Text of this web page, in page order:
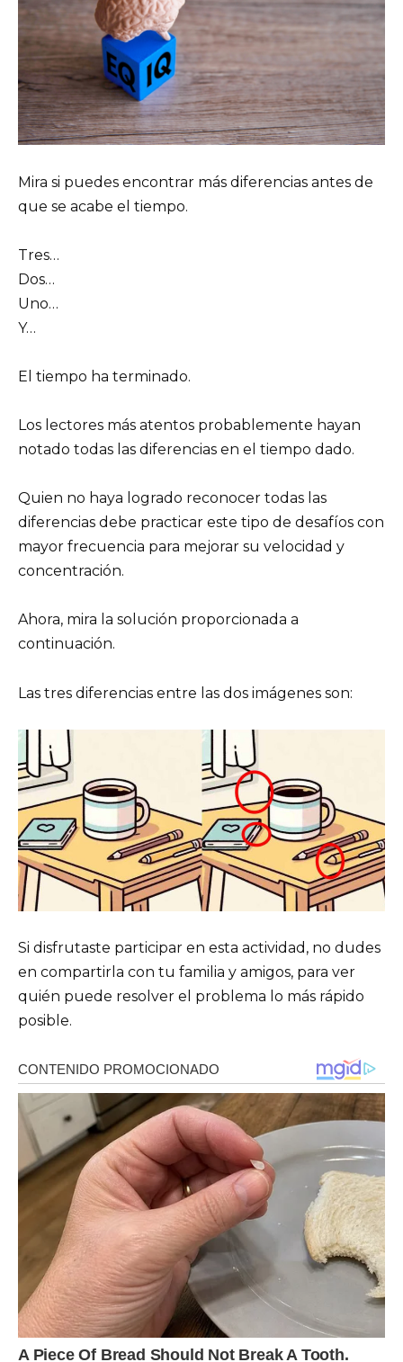
Mira si puedes encontrar más diferencias antes de
que se acabe el tiempo.
Tres…
Dos…
Uno…
Y…
El tiempo ha terminado.
Los lectores más atentos probablemente hayan
notado todas las diferencias en el tiempo dado.
Quien no haya logrado reconocer todas las
diferencias debe practicar este tipo de desafíos con
mayor frecuencia para mejorar su velocidad y
concentración.
Ahora, mira la solución proporcionada a
continuación.
Las tres diferencias entre las dos imágenes son:
Si disfrutaste participar en esta actividad, no dudes
en compartirla con tu familia y amigos, para ver
quién puede resolver el problema lo más rápido
posible.